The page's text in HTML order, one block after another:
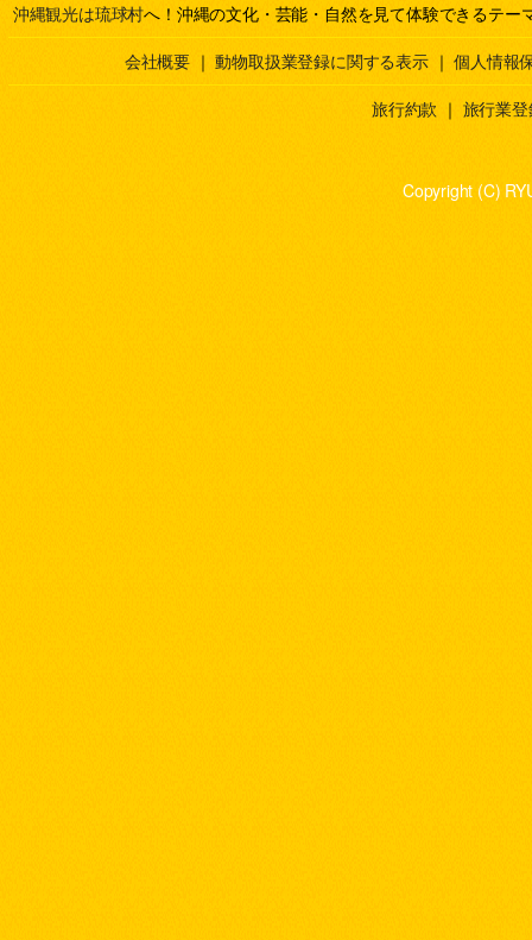
沖縄観光は琉球村へ！沖縄の文化・芸能・自然を見て体験できるテー
会社概要 ｜ 動物取扱業登録に関する表示 ｜ 個人情報
旅行約款 ｜ 旅行業
Copyright (C)